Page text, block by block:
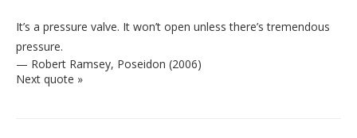
It’s a pressure valve. It won’t open unless there’s tremendous
pressure.
— Robert Ramsey, Poseidon (2006)
Next quote »